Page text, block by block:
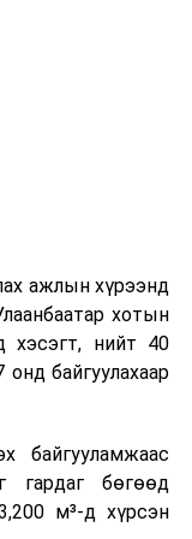
хангах зэрэг
тусгажээ.
хариулт,
ажиллах дасгал,
дадлага зэрэг
зохион байгуулж
ажлын хүрээнд
хотын
хэсэгт, нийт 40
байгуулахаар
байгууламжаас
гардаг бөгөөд
м³-д хүрсэн